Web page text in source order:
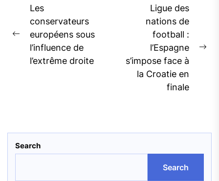
Post
navigation
Previous
post:
Les
conservateurs
européens sous
l’influence de
l’extrême droite
Ligue des
nations de
football :
l’Espagne
s’impose face à
la Croatie en
finale
Search
Search